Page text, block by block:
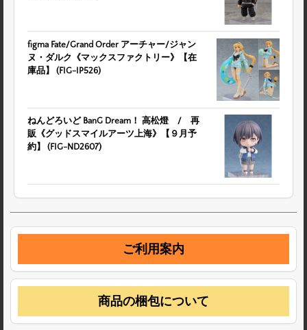
figma Fate/Grand Order アーチャー/ジャン
ヌ・ダルク《マックスファクトリー》【在
庫品】 (FIG-IP526)
ねんどろいど BanG Dream！ 高松燈 / 再
販《グッドスマイルアーツ上海》【９月予
約】 (FIG-ND2607)
ご利用案内
商品の梱包について